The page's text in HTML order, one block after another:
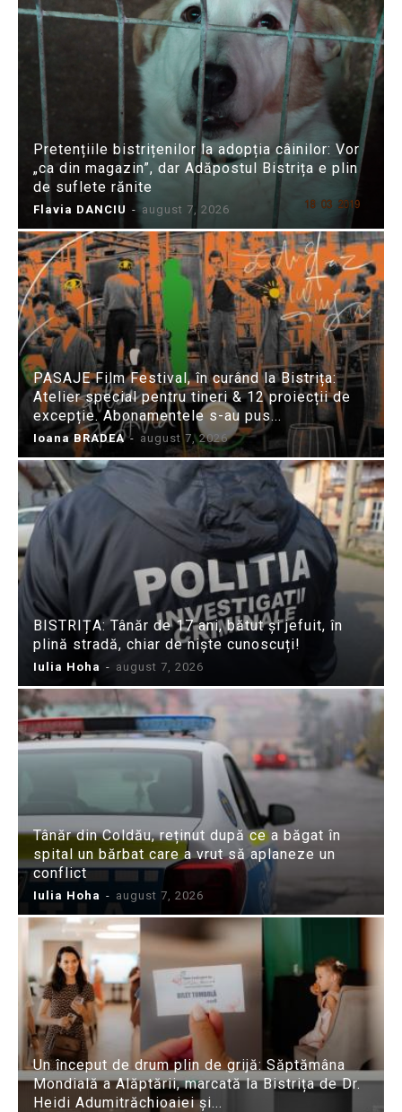
Pretențiile bistrițenilor la adopția câinilor: Vor
„ca din magazin”, dar Adăpostul Bistrița e plin
de suflete rănite
Flavia DANCIU - august 7, 2026
PASAJE Film Festival, în curând la Bistrița:
Atelier special pentru tineri & 12 proiecții de
excepție. Abonamentele s-au pus...
Ioana BRADEA - august 7, 2026
BISTRIȚA: Tânăr de 17 ani, bătut și jefuit, în
plină stradă, chiar de niște cunoscuți!
Iulia Hoha - august 7, 2026
Tânăr din Coldău, reținut după ce a băgat în
spital un bărbat care a vrut să aplaneze un
conflict
Iulia Hoha - august 7, 2026
Un început de drum plin de grijă: Săptămâna
Mondială a Alăptării, marcată la Bistrița de Dr.
Heidi Adumitrăchioaiei și...